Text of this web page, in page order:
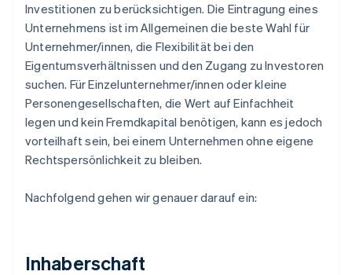
Investitionen zu berücksichtigen. Die Eintragung eines
Unternehmens ist im Allgemeinen die beste Wahl für
Unternehmer/innen, die Flexibilität bei den
Eigentumsverhältnissen und den Zugang zu Investoren
suchen. Für Einzelunternehmer/innen oder kleine
Personengesellschaften, die Wert auf Einfachheit
legen und kein Fremdkapital benötigen, kann es jedoch
vorteilhaft sein, bei einem Unternehmen ohne eigene
Rechtspersönlichkeit zu bleiben.
Nachfolgend gehen wir genauer darauf ein:
Inhaberschaft